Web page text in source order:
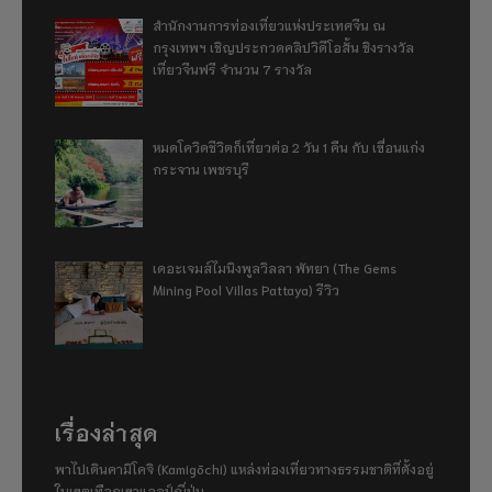
สำนักงานการท่องเที่ยวแห่งประเทศจีน ณ
กรุงเทพฯ เชิญประกวดคลิปวิดีโอสั้น ชิงรางวัล
เที่ยวจีนฟรี จำนวน 7 รางวัล
หมดโควิดชีวิตก็เที่ยวต่อ 2 วัน 1 คืน กับ เขื่อนแก่ง
กระจาน เพชรบุรี
เดอะเจมส์ไมนิงพูลวิลลา พัทยา (The Gems
Mining Pool Villas Pattaya) รีวิว
เรื่องล่าสุด
พาไปเดินคามิโคจิ (Kamigōchi) แหล่งท่องเที่ยวทางธรรมชาติที่ตั้งอยู่